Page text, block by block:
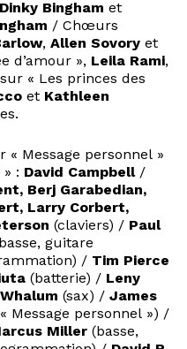
Dinky Bingham et
/ Chœurs
, Allen Sovory et
d’amour », Leila Rami,
sur « Les princes des
et Kathleen
Message personnel »
: David Campbell/
Berj Garabedian,
Larry Corbert,
(claviers) / Paul
guitare
/ Tim Pierce
(batterie) / Leny
(sax) / James
Message personnel ») /
Miller (basse,